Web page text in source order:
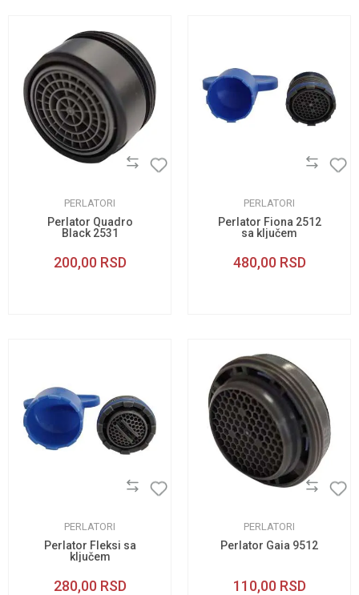
PERLATORI
Perlator Quadro
Black 2531
200,00 RSD
PERLATORI
Perlator Fiona 2512
sa ključem
480,00 RSD
PERLATORI
Perlator Fleksi sa
ključem
280,00 RSD
PERLATORI
Perlator Gaia 9512
110,00 RSD